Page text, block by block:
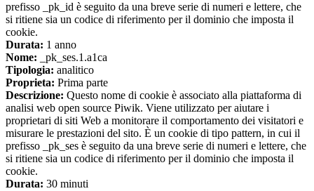
prefisso _pk_id è seguito da una breve serie di numeri e lettere, che
si ritiene sia un codice di riferimento per il dominio che imposta il
cookie.
Durata: 1 anno
Nome: _pk_ses.1.a1ca
Tipologia: analitico
Proprieta: Prima parte
Descrizione: Questo nome di cookie è associato alla piattaforma di
analisi web open source Piwik. Viene utilizzato per aiutare i
proprietari di siti Web a monitorare il comportamento dei visitatori e
misurare le prestazioni del sito. È un cookie di tipo pattern, in cui il
prefisso _pk_ses è seguito da una breve serie di numeri e lettere, che
si ritiene sia un codice di riferimento per il dominio che imposta il
cookie.
Durata: 30 minuti